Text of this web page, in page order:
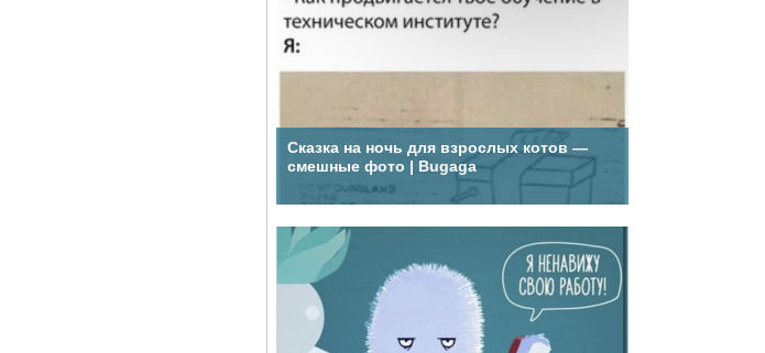
Сказка на ночь для взрослых котов —
смешные фото | Bugaga